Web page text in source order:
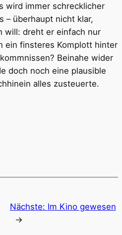
wird immer schrecklicher
– überhaupt nicht klar,
will: dreht er einfach nur
ein finsteres Komplott hinter
Beinahe wider
doch noch eine plausible
alles zusteuerte.
Nächste: Im Kino gewesen
→